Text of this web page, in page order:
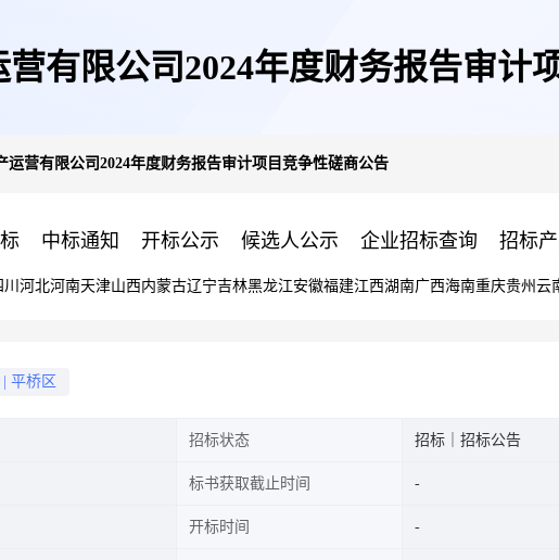
有限公司2024年度财务报告审计
运营有限公司2024年度财务报告审计项目竞争性磋商公告
中标通知 开标公示 候选人公示 企业招标查询 招标
河北河南天津山西内蒙古辽宁吉林黑龙江安徽福建江西湖南广西海南重庆贵州 云
平桥区
招标状态 招标｜招标公告
标书获取截止时间
开标时间